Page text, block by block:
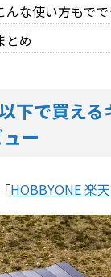
んな使い方もでで
とめ
下で買える
ー
HOBBYONE 楽